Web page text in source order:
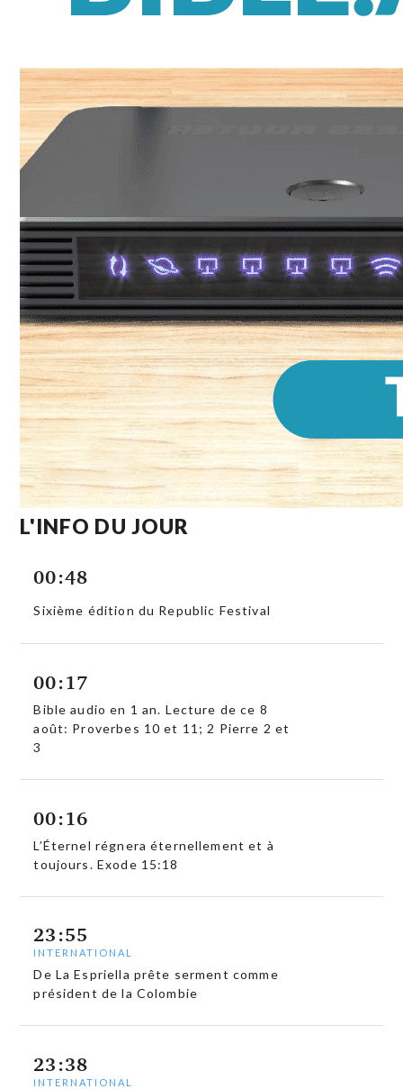
L'INFO DU JOUR
00:48
Sixième édition du Republic Festival
00:17
Bible audio en 1 an. Lecture de ce 8
août: Proverbes 10 et 11; 2 Pierre 2 et
3
00:16
L’Éternel régnera éternellement et à
toujours. Exode 15:18
23:55
INTERNATIONAL
De La Espriella prête serment comme
président de la Colombie
23:38
INTERNATIONAL